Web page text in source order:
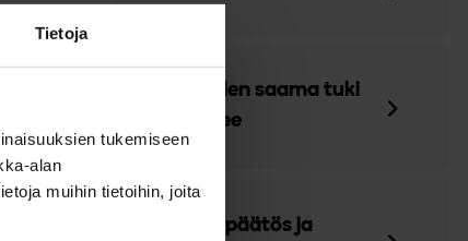
Tietoja
tukemiseen
alan
muihin tietoihin, joita
Potilaiden saama tuki
vaihtelee
Välitilinpäätös ja